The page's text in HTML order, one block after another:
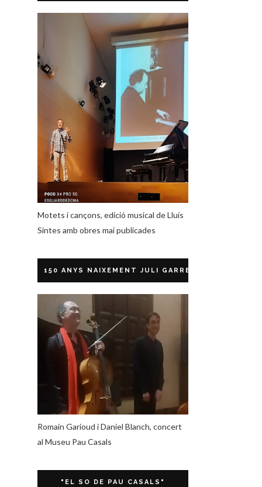
Motets i cançons, edició musical de Lluís
Sintes amb obres mai publicades
150 ANYS NAIXEMENT JULI GARRETA
Romain Garioud i Daniel Blanch, concert
al Museu Pau Casals
"EL SO DE PAU CASALS"